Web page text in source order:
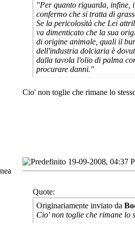
"Per quanto riguarda, infine,
confermo che si tratta di
Se la pericolosità che Lei
va dimenticato che la sua
di origine animale, quali il
dell'industria dolciaria è
dalla tavola l'olio di palma
procurare danni."
Cio' non toglie che rimane lo
19-09-2008, 04:37
Quote:
Originariamente inviato da
Cio' non toglie che rimane lo